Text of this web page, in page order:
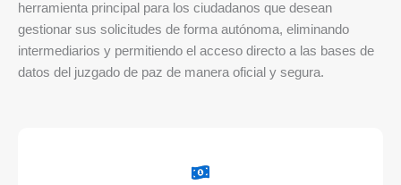
herramienta principal para los ciudadanos que desean
gestionar sus solicitudes de forma autónoma, eliminando
intermediarios y permitiendo el acceso directo a las bases de
datos del juzgado de paz de manera oficial y segura.